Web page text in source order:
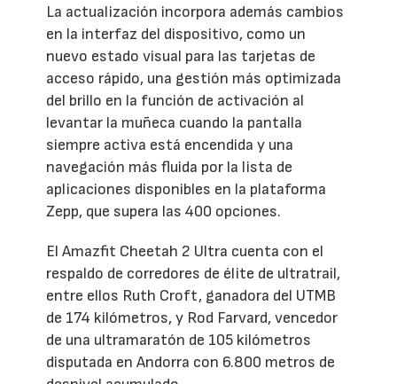
La actualización incorpora además cambios
en la interfaz del dispositivo, como un
nuevo estado visual para las tarjetas de
acceso rápido, una gestión más optimizada
del brillo en la función de activación al
levantar la muñeca cuando la pantalla
siempre activa está encendida y una
navegación más fluida por la lista de
aplicaciones disponibles en la plataforma
Zepp, que supera las 400 opciones.
El Amazfit Cheetah 2 Ultra cuenta con el
respaldo de corredores de élite de ultratrail,
entre ellos Ruth Croft, ganadora del UTMB
de 174 kilómetros, y Rod Farvard, vencedor
de una ultramaratón de 105 kilómetros
disputada en Andorra con 6.800 metros de